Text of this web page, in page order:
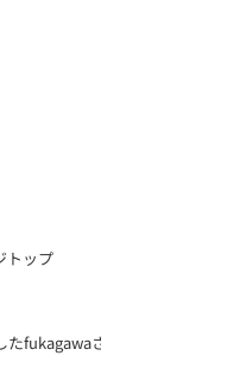
トップ
fukagawaさんのコーディネー